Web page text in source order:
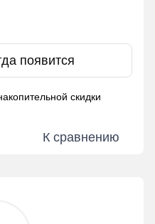
появится
скидки
К сравнению